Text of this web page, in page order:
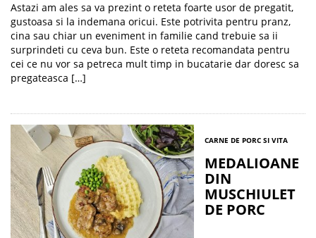
Astazi am ales sa va prezint o reteta foarte usor de pregatit,
gustoasa si la indemana oricui. Este potrivita pentru pranz,
cina sau chiar un eveniment in familie cand trebuie sa ii
surprindeti cu ceva bun. Este o reteta recomandata pentru
cei ce nu vor sa petreca mult timp in bucatarie dar doresc sa
pregateasca […]
CARNE DE PORC SI VITA
MEDALIOANE
DIN
MUSCHIULET
DE PORC